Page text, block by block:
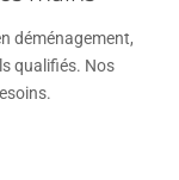
déménagement,
qualifiés. Nos